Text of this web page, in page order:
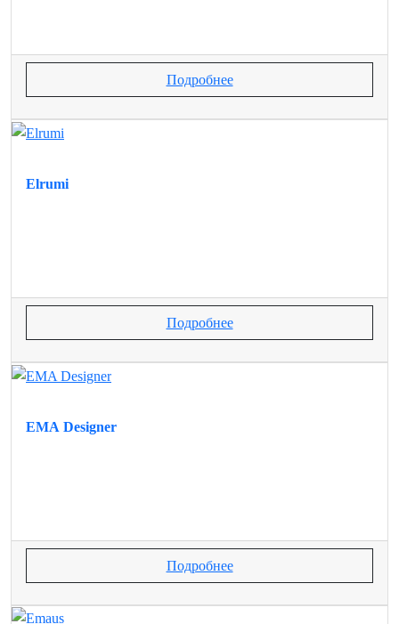
Подробнее
Elrumi
Подробнее
EMA Designer
Подробнее